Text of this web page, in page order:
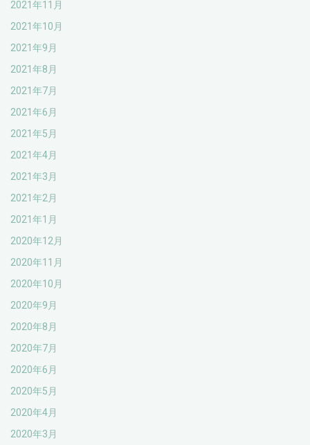
2021年11月
2021年10月
2021年9月
2021年8月
2021年7月
2021年6月
2021年5月
2021年4月
2021年3月
2021年2月
2021年1月
2020年12月
2020年11月
2020年10月
2020年9月
2020年8月
2020年7月
2020年6月
2020年5月
2020年4月
2020年3月